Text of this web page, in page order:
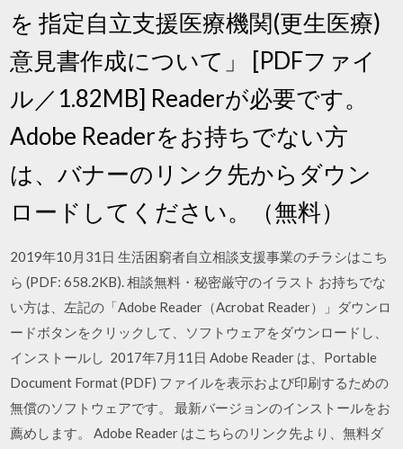
を 指定自立支援医療機関(更生医療)
意見書作成について」 [PDFファイ
ル／1.82MB] Readerが必要です。
Adobe Readerをお持ちでない方
は、バナーのリンク先からダウン
ロードしてください。（無料）
2019年10月31日 生活困窮者自立相談支援事業のチラシはこち
ら (PDF: 658.2KB). 相談無料・秘密厳守のイラスト お持ちでな
い方は、左記の「Adobe Reader（Acrobat Reader）」ダウンロ
ードボタンをクリックして、ソフトウェアをダウンロードし、
インストールし 2017年7月11日 Adobe Reader は、Portable
Document Format (PDF) ファイルを表示および印刷するための
無償のソフトウェアです。 最新バージョンのインストールをお
薦めします。 Adobe Reader はこちらのリンク先より、無料ダ